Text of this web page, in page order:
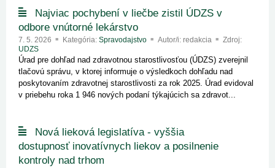
Najviac pochybení v liečbe zistil ÚDZS v
odbore vnútorné lekárstvo
7. 5. 2026 Kategória: Spravodajstvo Autor/i: redakcia
Zdroj:
UDZS
Úrad pre dohľad nad zdravotnou starostlivosťou (ÚDZS) zverejnil
tlačovú správu, v ktorej informuje o výsledkoch dohľadu nad
poskytovaním zdravotnej starostlivosti za rok 2025. Úrad evidoval
v priebehu roka 1 946 nových podaní týkajúcich sa zdravot...
Nová lieková legislatíva - vyššia
dostupnosť inovatívnych liekov a posilnenie
kontroly nad trhom